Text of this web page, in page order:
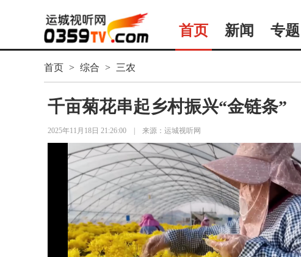
首页 新闻 专题
首页 > 综合 > 三农
千亩菊花串起乡村振兴“金链条”
2025年11月18日 21:26:00 来源：运城视听网